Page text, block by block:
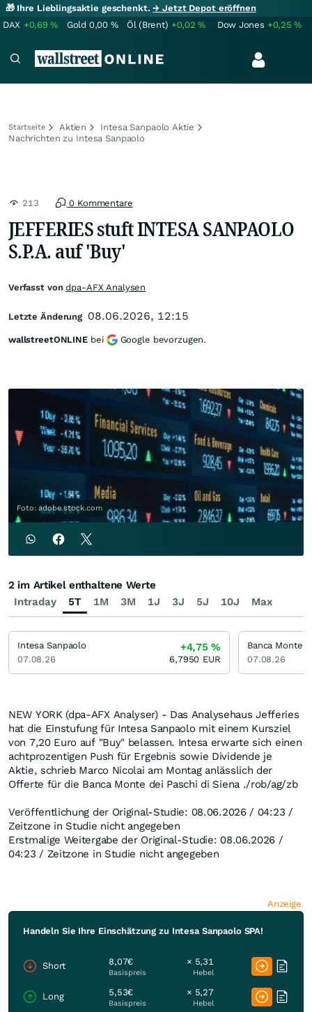
🎁 Ihre Lieblingsaktie geschenkt.→ Jetzt Depot eröffnen
DAX +0,69% Gold 0,00 % Öl (Brent) +0,02% Dow Jones +0,25%
Startseite Aktien
Intesa Sanpaolo Aktie
Nachrichten zu Intesa Sanpaolo
213 0 Kommentare
JEFFERIES stuft INTESA SANPAOLO
S.P.A. auf 'Buy'
Foto: adobe.stock.com
NEW YORK (dpa-AFX Analyser) - Das Analysehaus Jefferies
hat die Einstufung für Intesa Sanpaolo mit einem Kursziel
von 7,20 Euro auf "Buy" belassen. Intesa erwarte sich einen
achtprozentigen Push für Ergebnis sowie Dividende je
Aktie, schrieb Marco Nicolai am Montag anlässlich der
Offerte für die Banca Monte dei Paschi di Siena ./rob/ag/zb
Veröffentlichung der Original-Studie: 08.06.2026 / 04:23 /
Zeitzone in Studie nicht angegeben
Erstmalige Weitergabe der Original-Studie: 08.06.2026 /
04:23 / Zeitzone in Studie nicht angegeben
Anzeige
Handeln Sie Ihre Einschätzung zu Intesa Sanpaolo SPA!
Short 8,07€
Basispreis
× 5,31
Hebel
Long 5,53€
Basispreis
× 5,27
Hebel
Verfasst vondpa-AFX Analysen
Letzte Änderung 08.06.2026, 12:15
wallstreetONLINE bei Google bevorzugen.
Intraday 5T 1M 3M 1J 3J 5J 10J Max
2 im Artikel enthaltene Werte
Intesa Sanpaolo
07.08.26
+4,75%
6,7950 EUR 07.08.26